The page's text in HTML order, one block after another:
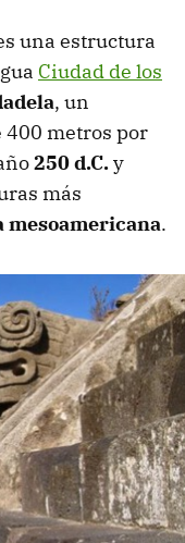
una estructura
Ciudad de los
, un
metros por
250 d.C.y
más
.